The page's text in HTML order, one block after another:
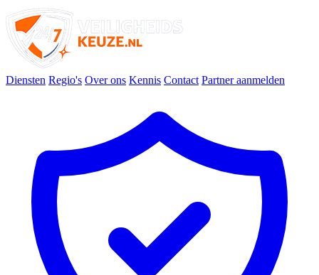
Diensten Regio's Over ons Kennis Contact Partner aanmelden